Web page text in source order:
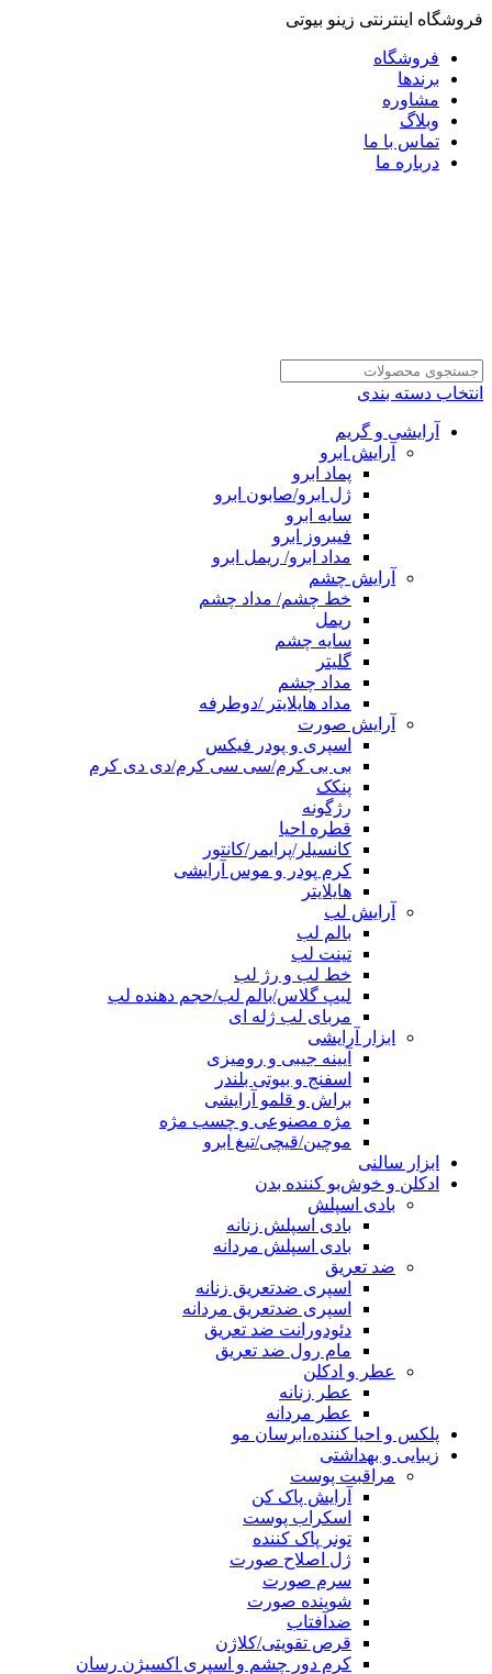
فروشگاه اینترنتی زینو بیوتی
فروشگاه
برندها
مشاوره
وبلاگ
تماس با ما
درباره ما
انتخاب دسته بندی
آرایشی و گریم
آرایش ابرو
پماد ابرو
ژل ابرو/صابون ابرو
سایه ابرو
فیبروز ابرو
مداد ابرو/ ریمل ابرو
آرایش چشم
خط چشم/ مداد چشم
ریمل
سایه چشم
گلیتر
مداد چشم
مداد هایلایتر /دوطرفه
آرایش صورت
اسپری و پودر فیکس
بی بی کرم/سی سی کرم/دی دی کرم
پنکک
رژگونه
قطره احیا
کانسیلر/پرایمر/کانتور
کرم پودر و موس آرایشی
هایلایتر
آرایش لب
بالم لب
تینت لب
خط لب و رژ لب
لیپ گلاس/بالم لب/حجم دهنده لب
مربای لب ژله ای
ابزار آرایشی
آیینه جیبی و رومیزی
اسفنج و بیوتی بلندر
براش و قلمو آرایشی
مژه مصنوعی و چسب مژه
موچین/قیچی/تیغ ابرو
ابزار سالنی
ادکلن و خوش‌بو کننده بدن
بادی اسپلش
بادی اسپلش زنانه
بادی اسپلش مردانه
ضد تعریق
اسپری ضدتعریق زنانه
اسپری ضدتعریق مردانه
دئودورانت ضد تعریق
مام رول ضد تعریق
عطر و ادکلن
عطر زنانه
عطر مردانه
پلکس و احیا کننده،ابرسان مو
زیبایی و بهداشتی
مراقبت پوست
آرایش پاک کن
اسکراب پوست
تونر پاک کننده
ژل اصلاح صورت
سرم صورت
شوینده صورت
ضدآفتاب
قرص تقویتی/کلاژن
کرم دور چشم و اسپری اکسیژن رسان